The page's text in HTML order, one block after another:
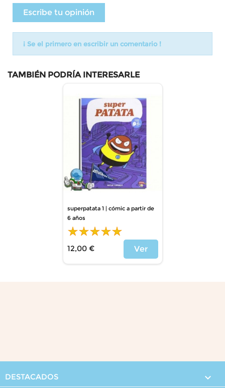
Escribe tu opinión
¡ Se el primero en escribir un comentario !
TAMBIÉN PODRÍA INTERESARLE
superpatata 1 | cómic a partir de
6 años
12,00 €
Ver
DESTACADOS 